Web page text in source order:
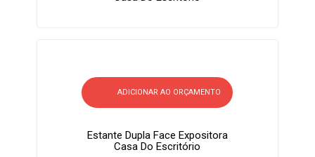
ADICIONAR AO ORÇAMENTO
Estante Dupla Face Expositora
Casa Do Escritório